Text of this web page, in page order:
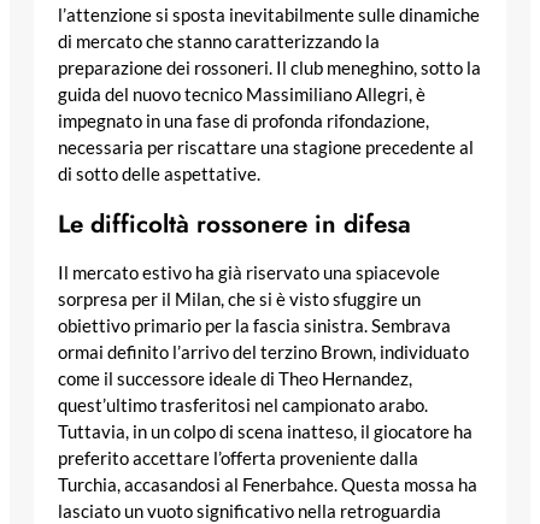
l’attenzione si sposta inevitabilmente sulle dinamiche
di mercato che stanno caratterizzando la
preparazione dei rossoneri. Il club meneghino, sotto la
guida del nuovo tecnico Massimiliano Allegri, è
impegnato in una fase di profonda rifondazione,
necessaria per riscattare una stagione precedente al
di sotto delle aspettative.
Le difficoltà rossonere in difesa
Il mercato estivo ha già riservato una spiacevole
sorpresa per il Milan, che si è visto sfuggire un
obiettivo primario per la fascia sinistra. Sembrava
ormai definito l’arrivo del terzino Brown, individuato
come il successore ideale di Theo Hernandez,
quest’ultimo trasferitosi nel campionato arabo.
Tuttavia, in un colpo di scena inatteso, il giocatore ha
preferito accettare l’offerta proveniente dalla
Turchia, accasandosi al Fenerbahce. Questa mossa ha
lasciato un vuoto significativo nella retroguardia